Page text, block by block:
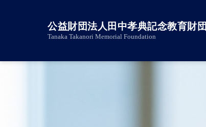
公益財団法人田中孝典記念教育財団
Tanaka Takanori Memorial Foundation